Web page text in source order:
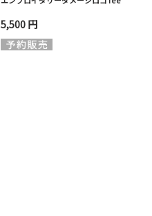
5,500 円